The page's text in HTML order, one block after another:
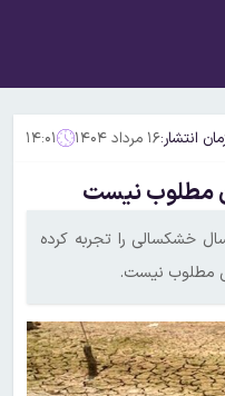
انتشار:۱۶ مرداد ۱۴۰۴ ۱۴:۰۱
مطلوب نیست
نیرو گفت: استان تهران که ۵ سال خشکسالی را تجربه کرده
مطلوب نیست.